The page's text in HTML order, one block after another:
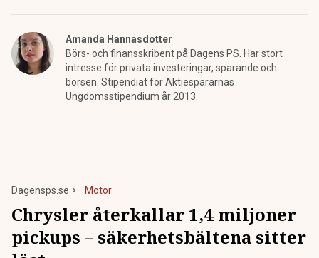
Amanda Hannasdotter
Börs- och finansskribent på Dagens PS. Har stort
intresse för privata investeringar, sparande och
börsen. Stipendiat för Aktiespararnas
Ungdomsstipendium år 2013.
Dagensps.se Motor
Chrysler återkallar 1,4 miljoner
pickups – säkerhetsbältena sitter